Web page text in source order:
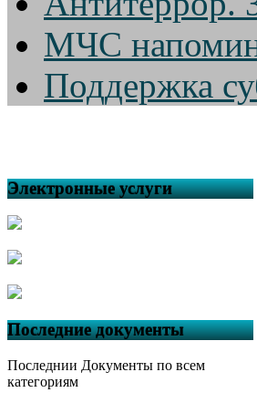
МЧС
Поддержка
Электронные услуги
Последние документы
Последнии Документы по всем
категориям